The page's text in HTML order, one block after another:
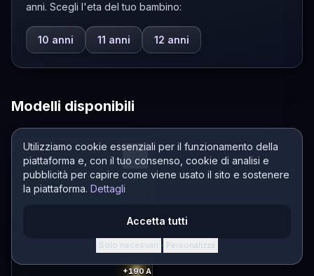
Utilizziamo cookie essenziali per il funzionamento della
piattaforma e, con il tuo consenso, cookie di analisi e
pubblicità per capire come viene usato il sito e sostenere
la piattaforma. Dettagli
Accetta tutti
Solo necessari · Personalizza
anni. Scegli l'eta del tuo bambino:
10 anni 11 anni 12 anni
Modelli disponibili
+190 A